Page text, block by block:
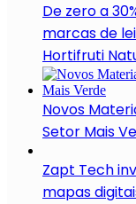
De zero a
marcas de
Hortifruti
Novos
Setor Mais
Zapt Tech
mapas